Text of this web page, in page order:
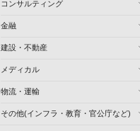
コンサルティング
金融
建設・不動産
メディカル
物流・運輸
その他(インフラ・教育・官公庁など)